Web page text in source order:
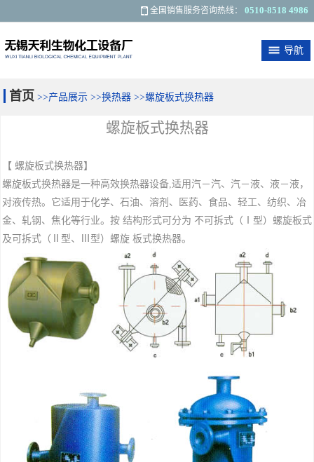
全国销售服务咨询热线： 0510-8518 4986
导航
关于我们 最新资讯 产品展示
联系我们
首页 >>产品展示 >>换热器 >>螺旋板式换热器
螺旋板式换热器
【 螺旋板式换热器】
螺旋板式换热器是一种高效换热器设备,适用汽－汽、汽－液、液－液，
对液传热。它适用于化学、石油、溶剂、医药、食品、轻工、纺织、冶
金、轧钢、焦化等行业。按 结构形式可分为 不可拆式（Ⅰ型）螺旋板式
及可拆式（Ⅱ型、Ⅲ型）螺旋 板式换热器。